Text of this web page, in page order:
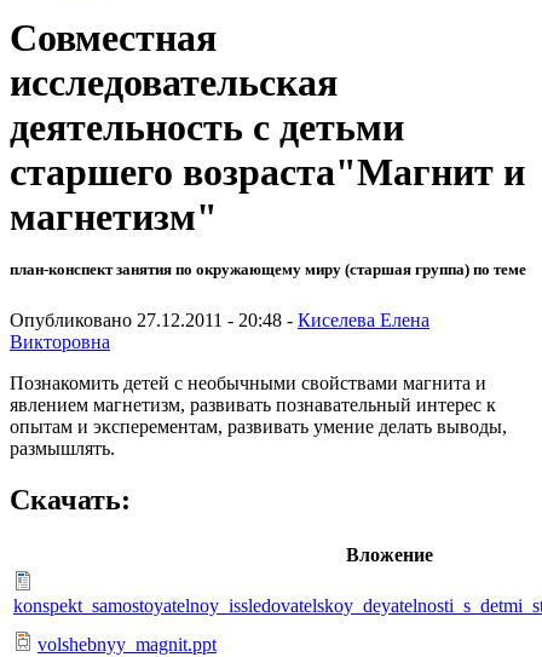
Совместная
исследовательская
деятельность с детьми
старшего возраста"Магнит и
магнетизм"
план-конспект занятия по окружающему миру (старшая группа) по теме
Опубликовано 27.12.2011 - 20:48 - Киселева Елена
Викторовна
Познакомить детей с необычными свойствами магнита и
явлением магнетизм, развивать познавательный интерес к
опытам и эксперементам, развивать умение делать выводы,
размышлять.
Скачать:
Вложение
volshebnyy_magnit.ppt